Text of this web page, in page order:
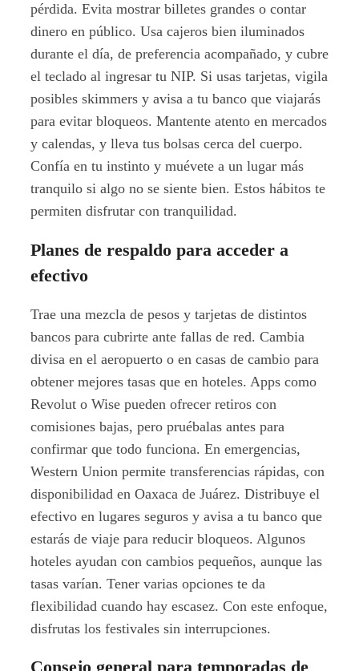
pérdida. Evita mostrar billetes grandes o contar
dinero en público. Usa cajeros bien iluminados
durante el día, de preferencia acompañado, y cubre
el teclado al ingresar tu NIP. Si usas tarjetas, vigila
posibles skimmers y avisa a tu banco que viajarás
para evitar bloqueos. Mantente atento en mercados
y calendas, y lleva tus bolsas cerca del cuerpo.
Confía en tu instinto y muévete a un lugar más
tranquilo si algo no se siente bien. Estos hábitos te
permiten disfrutar con tranquilidad.
Planes de respaldo para acceder a
efectivo
Trae una mezcla de pesos y tarjetas de distintos
bancos para cubrirte ante fallas de red. Cambia
divisa en el aeropuerto o en casas de cambio para
obtener mejores tasas que en hoteles. Apps como
Revolut o Wise pueden ofrecer retiros con
comisiones bajas, pero pruébalas antes para
confirmar que todo funciona. En emergencias,
Western Union permite transferencias rápidas, con
disponibilidad en Oaxaca de Juárez. Distribuye el
efectivo en lugares seguros y avisa a tu banco que
estarás de viaje para reducir bloqueos. Algunos
hoteles ayudan con cambios pequeños, aunque las
tasas varían. Tener varias opciones te da
flexibilidad cuando hay escasez. Con este enfoque,
disfrutas los festivales sin interrupciones.
Consejo general para temporadas de